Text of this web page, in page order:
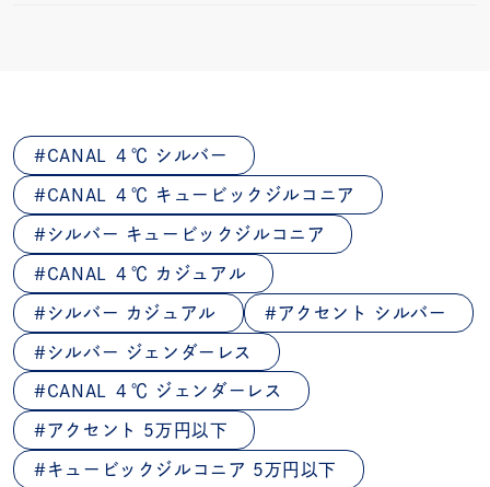
CANAL ４℃ シルバー
CANAL ４℃ キュービックジルコニア
シルバー キュービックジルコニア
CANAL ４℃ カジュアル
シルバー カジュアル アクセント シルバー
シルバー ジェンダーレス
CANAL ４℃ ジェンダーレス
アクセント 5万円以下
キュービックジルコニア 5万円以下